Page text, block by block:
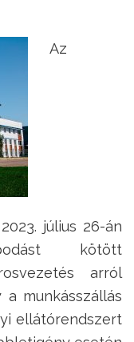
Az
július 26-án
kötött
arról
munkásszállás
ellátórendszert